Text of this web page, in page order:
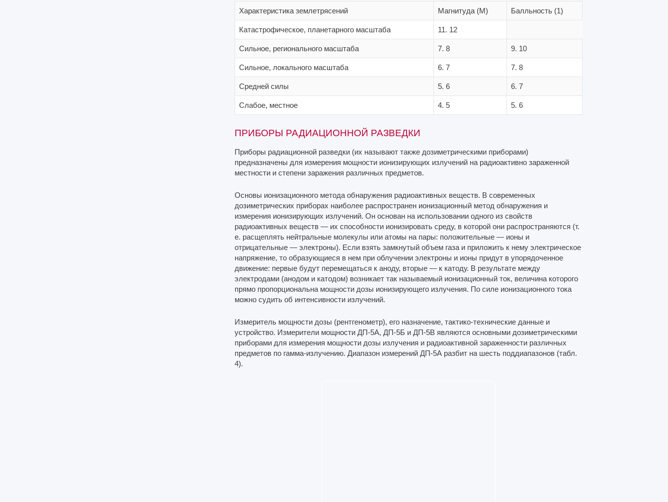
Характеристика землетрясений Магнитуда (М) Балльность (1)
Катастрофическое, планетарного масштаба 11. 12
Сильное, регионального масштаба 7. 8 9. 10
Сильное, локального масштаба 6. 7 7. 8
Средней силы 5. 6 6. 7
Слабое, местное 4. 5 5. 6
ПРИБОРЫ РАДИАЦИОННОЙ РАЗВЕДКИ
Приборы радиационной разведки (их называют также до­зиметрическими приборами)
предназначены для измерения мощности ионизирующих излучений на радиоактивно зараженной
местности и степени заражения различных предметов.
Основы ионизационного метода обнаружения радиоактивных веществ. В современных
дозиметрических приборах наиболее распространен ионизационный метод обнаружения и
измерения ионизирующих излучений. Он основан на использовании одного из свойств
радиоактивных веществ — их способности ионизиро­вать среду, в которой они распространяются (т.
е. расщеплять нейтральные молекулы или атомы на пары: положительные — ионы и
отрицательные — электроны). Если взять замкнутый объем газа и приложить к нему электрическое
напряжение, то образующиеся в нем при облучении электроны и ионы придут в упорядоченное
движение: первые будут перемещаться к аноду, вторые — к катоду. В результате между
электродами (анодом и катодом) возникает так называемый ионизационный ток, вели­чина которого
прямо пропорциональна мощности дозы ионизи­рующего излучения. По силе ионизационного тока
можно судить об интенсивности излучений.
Измеритель мощности дозы (рентгенометр), его назначение, тактико-технические данные и
устройство. Измерители мощности ДП-5А, ДП-5Б и ДП-5В являются основными дозиметрически­ми
приборами для измерения мощности дозы излучения и радио­активной зараженности различных
предметов по гамма-излуче­нию. Диапазон измерений ДП-5А разбит на шесть поддиапазо­нов (табл.
4).